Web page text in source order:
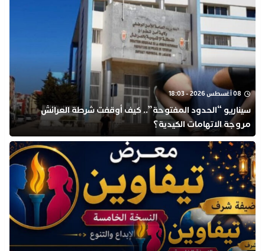
08 أغسطس 2026 - 18:03
​سيناريو “الحدود المفتوحة”.. كيف أوقفت شرطة العرائش
مروجة الاتهامات الكيدية؟